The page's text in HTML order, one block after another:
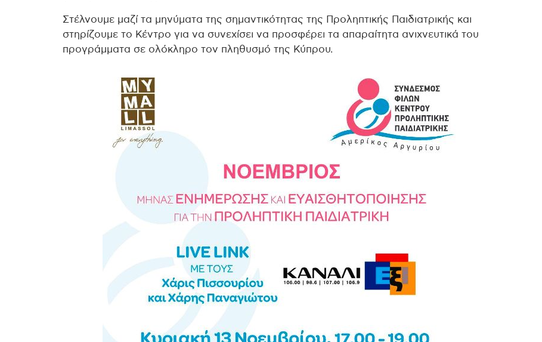
Στέλνουμε μαζί τα μηνύματα της σημαντικότητας της Προληπτικής Παιδιατρικής και
στηρίζουμε το Κέντρο για να συνεχίσει να προσφέρει τα απαραίτητα ανιχνευτικά του
προγράμματα σε ολόκληρο τον πληθυσμό της Κύπρου.